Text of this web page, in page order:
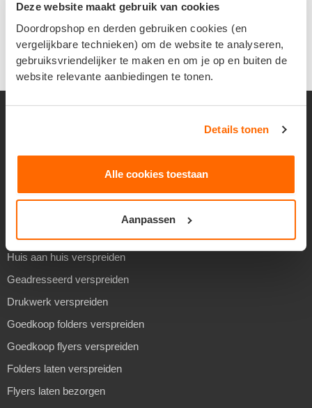
Deze website maakt gebruik van cookies
Doordropshop en derden gebruiken cookies (en
vergelijkbare technieken) om de website te analyseren,
gebruiksvriendelijker te maken en om je op en buiten de
website relevante aanbiedingen te tonen.
Details tonen
Alle cookies toestaan
Aanpassen
Folders verspreiden
Reclame verspreiden
Huis aan huis verspreiden
Geadresseerd verspreiden
Drukwerk verspreiden
Goedkoop folders verspreiden
Goedkoop flyers verspreiden
Folders laten verspreiden
Flyers laten bezorgen